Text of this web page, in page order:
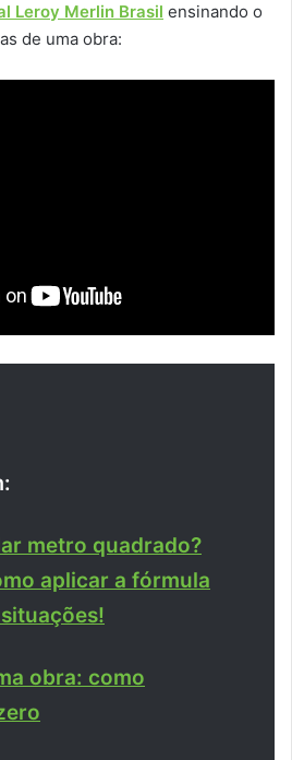
Leroy Merlin Brasil ensinando o
de uma obra:
metro quadrado?
aplicar a fórmula
obra: como